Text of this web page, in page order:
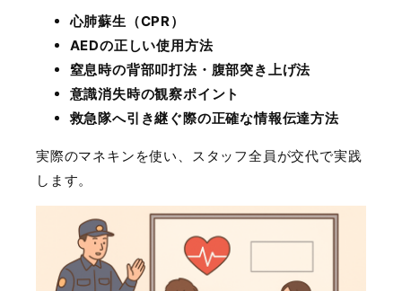
心肺蘇生（CPR）
AEDの正しい使用方法
窒息時の背部叩打法・腹部突き上げ法
意識消失時の観察ポイント
救急隊へ引き継ぐ際の正確な情報伝達方法
実際のマネキンを使い、スタッフ全員が交代で実践
します。